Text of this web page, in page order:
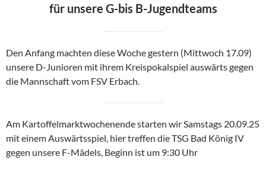
für unsere G-bis B-Jugendteams
Den Anfang machten diese Woche gestern (Mittwoch 17.09)
unsere D-Junioren mit ihrem Kreispokalspiel auswärts gegen
die Mannschaft vom FSV Erbach.
Am Kartoffelmarktwochenende starten wir Samstags 20.09.25
mit einem Auswärtsspiel, hier treffen die TSG Bad König IV
gegen unsere F-Mädels, Beginn ist um 9:30 Uhr